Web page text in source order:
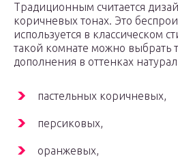
Традиционным считается
коричневых тонах. Это
используется в классическом
такой комнате можно выбрать
дополнения в оттенках
пастельных коричневых,
персиковых,
оранжевых,